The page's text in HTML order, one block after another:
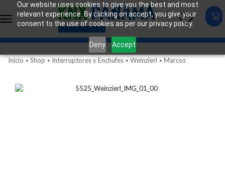
Our website uses cookies to give you the best and most
relevant experience. By clicking on accept, you give your
consent to the use of cookies as per our privacy policy.
Deny
Accept
Inicio • Shop • Interruptores y Enchufes • Weinzierl • Marcos